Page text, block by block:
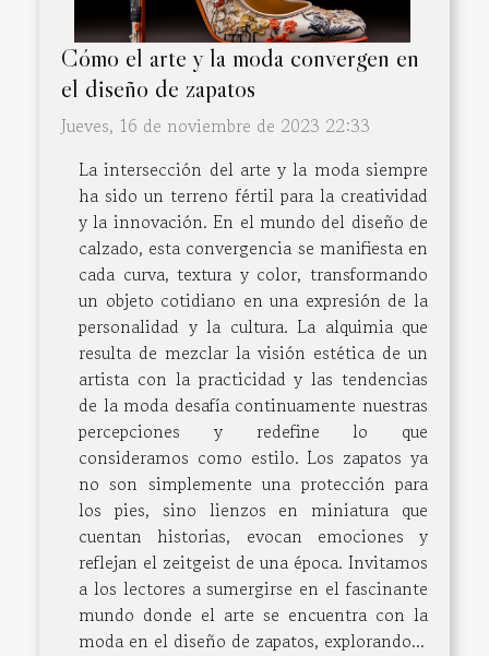
Cómo el arte y la moda convergen en
el diseño de zapatos
Jueves, 16 de noviembre de 2023 22:33
La intersección del arte y la moda siempre
ha sido un terreno fértil para la creatividad
y la innovación. En el mundo del diseño de
calzado, esta convergencia se manifiesta en
cada curva, textura y color, transformando
un objeto cotidiano en una expresión de la
personalidad y la cultura. La alquimia que
resulta de mezclar la visión estética de un
artista con la practicidad y las tendencias
de la moda desafía continuamente nuestras
percepciones y redefine lo que
consideramos como estilo. Los zapatos ya
no son simplemente una protección para
los pies, sino lienzos en miniatura que
cuentan historias, evocan emociones y
reflejan el zeitgeist de una época. Invitamos
a los lectores a sumergirse en el fascinante
mundo donde el arte se encuentra con la
moda en el diseño de zapatos, explorando...